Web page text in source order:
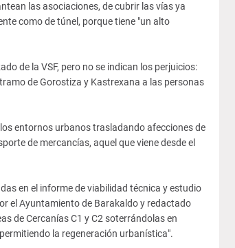
las asociaciones, de cubrir las vías ya
como de túnel, porque tiene "un alto
de la VSF, pero no se indican los perjuicios:
de Gorostiza y Kastrexana a las personas
entornos urbanos trasladando afecciones de
de mercancías, aquel que viene desde el
en el informe de viabilidad técnica y estudio
el Ayuntamiento de Barakaldo y redactado
de Cercanías C1 y C2 soterrándolas en
la regeneración urbanística".